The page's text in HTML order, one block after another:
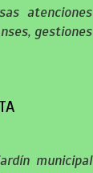
atenciones
gestiones
municipal